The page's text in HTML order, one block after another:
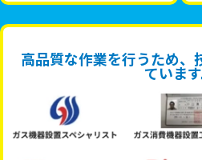
高品質な作業を行うため、
ています